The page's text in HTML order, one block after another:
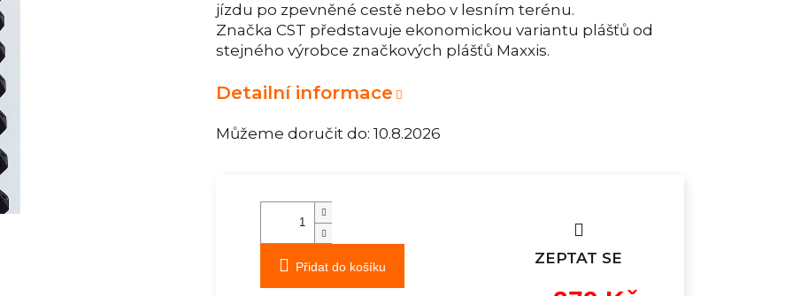
Můžeme doručit do: 10.8.2026
jízdu po zpevněné cestě nebo v lesním terénu.
Značka CST představuje ekonomickou variantu plášťů od
stejného výrobce značkových plášťů Maxxis.
Detailní informace
Přidat do košíku
ZEPTAT SE